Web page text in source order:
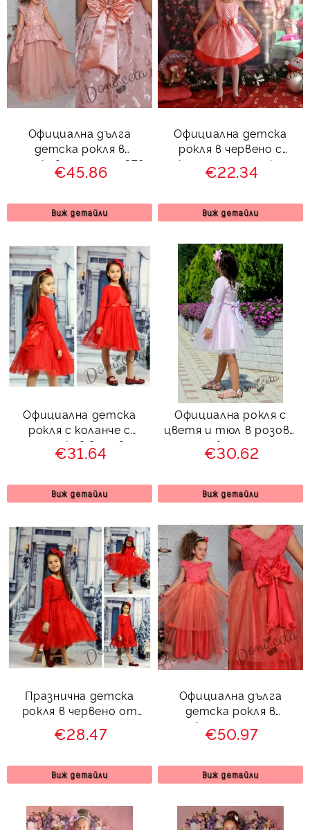
Официална дълга
детска рокля в
прасковено с тюл 379
ПД
€45.86
Виж детайли
Официална детска
рокля в червено с
коледна панделка
€22.34
Виж детайли
Официална детска
рокля с коланче с
дълъг ръкав в червено
с дантела и тюл с
€31.64
Виж детайли
Официална рокля с
цветя и тюл в розово
с болеро
€30.62
Виж детайли
Празнична детска
рокля в червено от
дантела и тюл с
памучно болеро в
€28.47
Виж детайли
Официална дълга
детска рокля в
циклама с тюл и
панделка отзад 278 ДД
€50.97
Виж детайли